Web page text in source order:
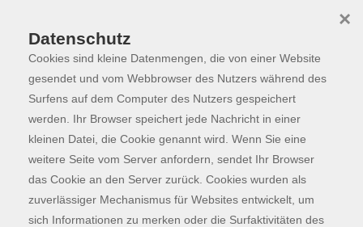
Skip to main content
Programm
Der Kurs konnte nicht gefunden werden.
Kontaktformular
Datenschutz
Cookies sind kleine Datenmengen, die von einer Website
gesendet und vom Webbrowser des Nutzers während des
Surfens auf dem Computer des Nutzers gespeichert
werden. Ihr Browser speichert jede Nachricht in einer
kleinen Datei, die Cookie genannt wird. Wenn Sie eine
weitere Seite vom Server anfordern, sendet Ihr Browser
das Cookie an den Server zurück. Cookies wurden als
zuverlässiger Mechanismus für Websites entwickelt, um
sich Informationen zu merken oder die Surfaktivitäten des
×